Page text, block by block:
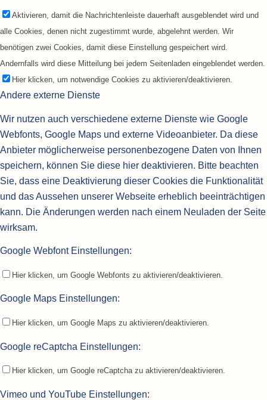
Aktivieren, damit die Nachrichtenleiste dauerhaft ausgeblendet wird und
alle Cookies, denen nicht zugestimmt wurde, abgelehnt werden. Wir
benötigen zwei Cookies, damit diese Einstellung gespeichert wird.
Andernfalls wird diese Mitteilung bei jedem Seitenladen eingeblendet werden.
Hier klicken, um notwendige Cookies zu aktivieren/deaktivieren.
Andere externe Dienste
Wir nutzen auch verschiedene externe Dienste wie Google
Webfonts, Google Maps und externe Videoanbieter. Da diese
Anbieter möglicherweise personenbezogene Daten von Ihnen
speichern, können Sie diese hier deaktivieren. Bitte beachten
Sie, dass eine Deaktivierung dieser Cookies die Funktionalität
und das Aussehen unserer Webseite erheblich beeinträchtigen
kann. Die Änderungen werden nach einem Neuladen der Seite
wirksam.
Google Webfont Einstellungen:
Hier klicken, um Google Webfonts zu aktivieren/deaktivieren.
Google Maps Einstellungen:
Hier klicken, um Google Maps zu aktivieren/deaktivieren.
Google reCaptcha Einstellungen:
Hier klicken, um Google reCaptcha zu aktivieren/deaktivieren.
Vimeo und YouTube Einstellungen: